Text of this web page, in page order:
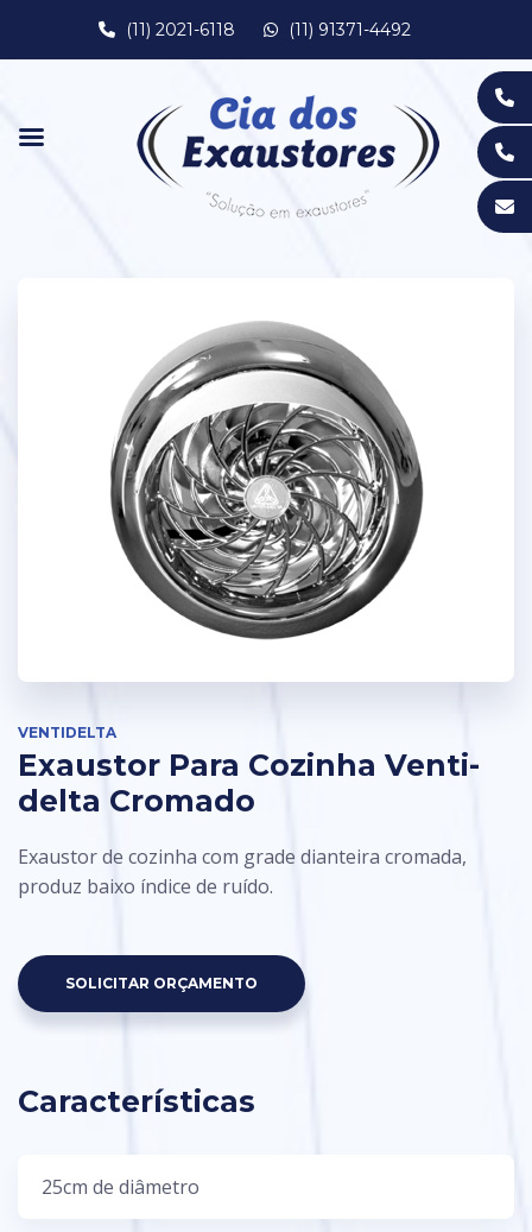
(11) 2021-6118 (11) 91371-4492
VENTIDELTA
Exaustor Para Cozinha Venti-
delta Cromado
Exaustor de cozinha com grade dianteira cromada,
produz baixo índice de ruído.
SOLICITAR ORÇAMENTO
Características
25cm de diâmetro